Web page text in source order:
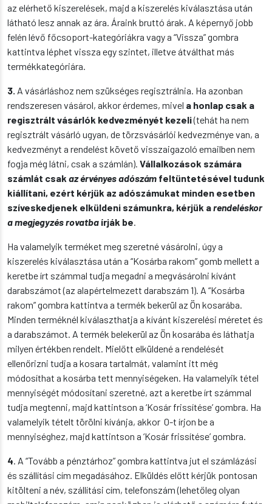
az elérhető kiszerelések, majd a kiszerelés kiválasztása után
látható lesz annak az ára. Áraink bruttó árak. A képernyő jobb
felén lévő főcsoport-kategóriákra vagy a “Vissza” gombra
kattintva léphet vissza egy szintet, illetve átválthat más
termékkategóriára.
3. A vásárláshoz nem szükséges regisztrálnia. Ha azonban
rendszeresen vásárol, akkor érdemes, mivel a honlap csak a
regisztrált vásárlók kedvezményét kezeli(tehát ha nem
regisztrált vásárló ugyan, de törzsvásárlói kedvezménye van, a
kedvezményt a rendelést követő visszaigazoló emailben nem
fogja még látni, csak a számlán). Vállalkozások számára
számlát csak az érvényes adószám feltüntetésével tudunk
kiállítani, ezért kérjük az adószámukat minden esetben
szíveskedjenek elküldeni számunkra, kérjük arendeléskor
a megjegyzés rovatba írják be.
Ha valamelyik terméket meg szeretné vásárolni, úgy a
kiszerelés kiválasztása után a “Kosárba rakom” gomb mellett a
keretbe írt számmal tudja megadni a megvásárolni kívánt
darabszámot (az alapértelmezett darabszám 1). A “Kosárba
rakom” gombra kattintva a termék bekerül az Ön kosarába.
Minden terméknél kiválaszthatja a kívánt kiszerelési méretet és
a darabszámot. A termék belekerül az Ön kosarába és láthatja
milyen értékben rendelt. Mielőtt elküldené a rendelését
ellenőrizni tudja a kosara tartalmát, valamint itt még
módosíthat a kosárba tett mennyiségeken. Ha valamelyik tétel
mennyiségét módosítani szeretné, azt a keretbe írt számmal
tudja megtenni, majd kattintson a ‘Kosár frissítése’ gombra. Ha
valamelyik tételt törölni kívánja, akkor 0-t írjon be a
mennyiséghez, majd kattintson a ‘Kosár frissítése’ gombra.
4. A “Tovább a pénztárhoz” gombra kattintva jut el számlázási
és szállítási cím megadásához. Elküldés előtt kérjük pontosan
kitölteni a név, szállítási cím, telefonszám (lehetőleg olyan